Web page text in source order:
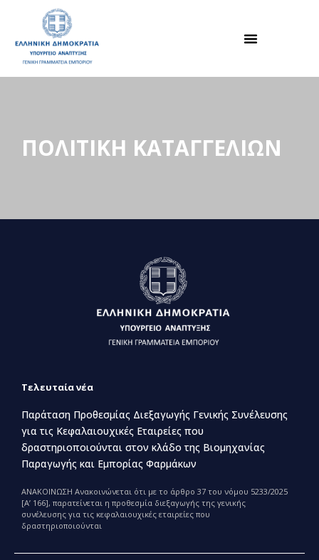
ΠΟΛΙΤΙΚΗ ΚΑΤΑΓΓΕΛΙΩΝ
Τελευταία νέα
Παράταση Προθεσμίας Διεξαγωγής Γενικής Συνέλευσης
για τις Κεφαλαιουχικές Εταιρείες που
δραστηριοποιούνται στον κλάδο της Βιομηχανίας
Παραγωγής και Εμπορίας Φαρμάκων
ΑΝΑΚΟΙΝΩΣΗ Ανακοινώνεται ότι με το άρθρο 37 του νόμου 5233/2025
[Α’ 166], παρατείνεται η προθεσμία διεξαγωγής της γενικής
συνέλευσης για τις κεφαλαιουχικές εταιρείες που
δραστηριοποιούνται